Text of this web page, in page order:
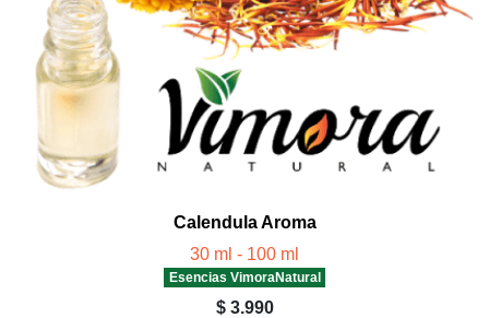
Calendula Aroma
30 ml - 100 ml
Esencias VimoraNatural
$ 3.990